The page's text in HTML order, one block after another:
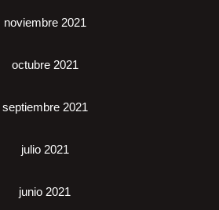
noviembre 2021
octubre 2021
septiembre 2021
julio 2021
junio 2021